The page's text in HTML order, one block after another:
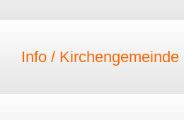
Info / Kirchengemeinde